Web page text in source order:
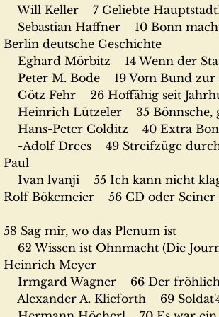
Will Keller 7 Geliebte
Sebastian Haffner 10 Bonn
Berlin deutsche Geschichte
Eghard Mörbitz 14 Wenn der
Peter M. Bode 19 Vom Bund zur
Götz Fehr 26 Hoffähig seit
Heinrich Lützeler 35 Bönnsche,
Hans-Peter Colditz 40 Extra
-Adolf Drees 49 Streifzüge
Paul
Ivan lvanji 55 Ich kann nicht
Rolf Bökemeier 56 CD oder Seiner
58 Sag mir, wo das Plenum ist
62 Wissen ist Ohnmacht (Die
Heinrich Meyer
Irmgard Wagner 66 Der
Alexander A. Klieforth 69